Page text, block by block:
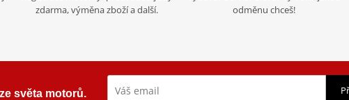
zdarma, výměna zboží a další.
odměnu chceš!
světa motorů.